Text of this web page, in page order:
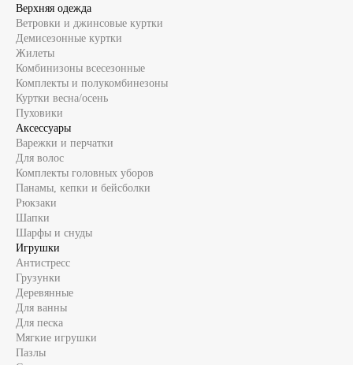
Верхняя одежда
Ветровки и джинсовые куртки
Демисезонные куртки
Жилеты
Комбинизоны всесезонные
Комплекты и полукомбинезоны
Куртки весна/осень
Пуховики
Аксессуары
Варежки и перчатки
Для волос
Комплекты головных уборов
Панамы, кепки и бейсболки
Рюкзаки
Шапки
Шарфы и снуды
Игрушки
Антистресс
Грузунки
Деревянные
Для ванны
Для песка
Мягкие игрушки
Пазлы